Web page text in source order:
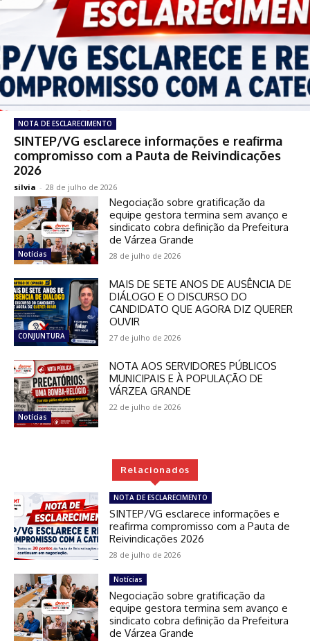
NOTA DE ESCLARECIMENTO
SINTEP/VG esclarece informações e reafirma
compromisso com a Pauta de Reivindicações
2026
silvia - 28 de julho de 2026
Notícias
Negociação sobre gratificação da
equipe gestora termina sem avanço e
sindicato cobra definição da Prefeitura
de Várzea Grande
28 de julho de 2026
CONJUNTURA
MAIS DE SETE ANOS DE AUSÊNCIA DE
DIÁLOGO E O DISCURSO DO
CANDIDATO QUE AGORA DIZ QUERER
OUVIR
27 de julho de 2026
Notícias
NOTA AOS SERVIDORES PÚBLICOS
MUNICIPAIS E À POPULAÇÃO DE
VÁRZEA GRANDE
22 de julho de 2026
Relacionados
NOTA DE ESCLARECIMENTO
SINTEP/VG esclarece informações e
reafirma compromisso com a Pauta de
Reivindicações 2026
28 de julho de 2026
Notícias
Negociação sobre gratificação da
equipe gestora termina sem avanço e
sindicato cobra definição da Prefeitura
de Várzea Grande